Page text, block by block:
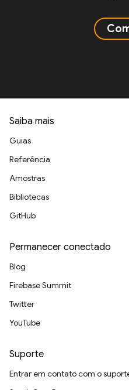
Saiba mais
Guias
Referência
Amostras
Bibliotecas
GitHub
Permanecer conectado
Blog
Firebase Summit
Twitter
YouTube
Suporte
Entrar em contato com o